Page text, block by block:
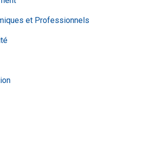
et Professionnels